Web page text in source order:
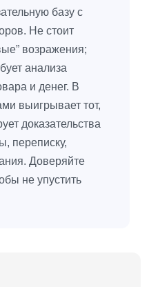
базу с
Не стоит
возражения;
анализа
и денег. В
выигрывает тот,
доказательства
переписку,
Доверяйте
не упустить